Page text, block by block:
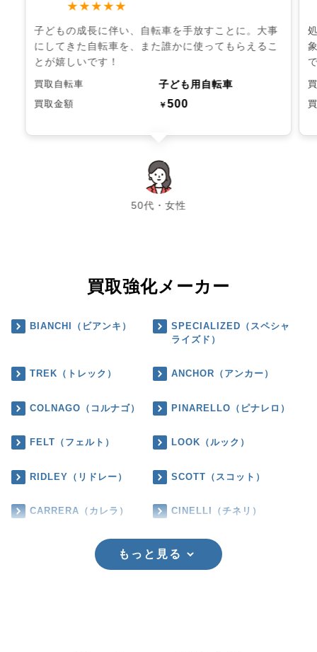
★★★★★
子どもの成長に伴い、自転車を手放すことに。大事
にしてきた自転車を、また誰かに使ってもらえるこ
とが嬉しいです！
買取自転車 子ども用自転車
買取金額 ￥500
50代・女性
chevron_left chevron_right
買取強化メーカー
BIANCHI（ビアンキ）
SPECIALIZED（スペシャ
ライズド）
TREK（トレック） ANCHOR（アンカー）
COLNAGO（コルナゴ） PINARELLO（ピナレロ）
FELT（フェルト） LOOK（ルック）
RIDLEY（リドレー） SCOTT（スコット）
CARRERA（カレラ） CINELLI（チネリ）
もっと見る